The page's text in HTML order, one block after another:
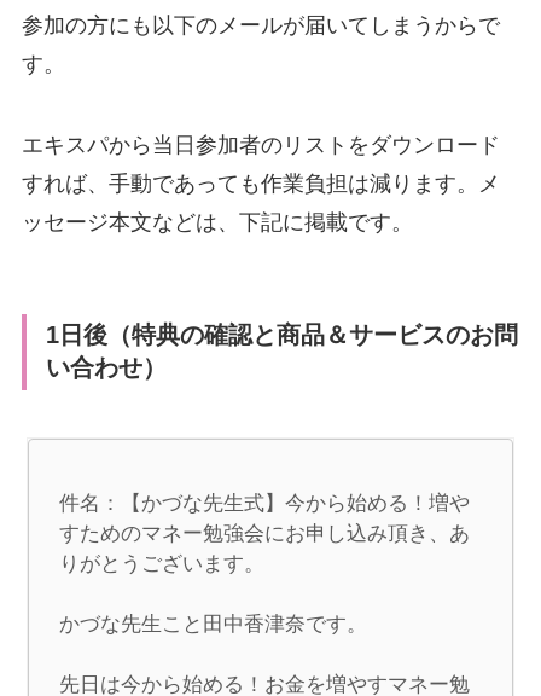
参加の方にも以下のメールが届いてしまうからで
す。
エキスパから当日参加者のリストをダウンロード
すれば、手動であっても作業負担は減ります。メ
ッセージ本文などは、下記に掲載です。
1日後（特典の確認と商品＆サービスのお問
い合わせ）
件名：【かづな先生式】今から始める！増や
すためのマネー勉強会にお申し込み頂き、あ
りがとうございます。
かづな先生こと田中香津奈です。
先日は今から始める！お金を増やすマネー勉